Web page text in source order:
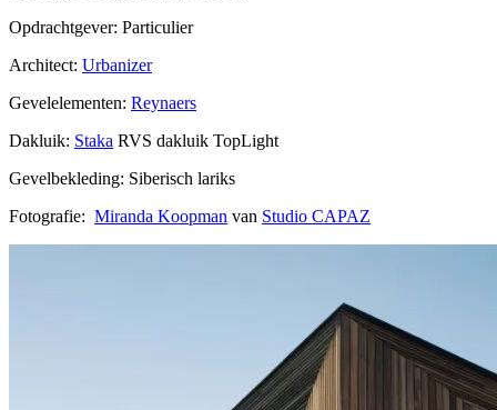
Opdrachtgever: Particulier
Architect: Urbanizer
Gevelelementen: Reynaers
Dakluik: Staka RVS dakluik TopLight
Gevelbekleding: Siberisch lariks
Fotografie: Miranda Koopman van Studio CAPAZ